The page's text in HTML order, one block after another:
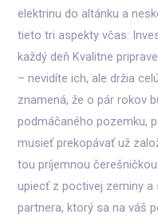
elektrinu do altánku a
tieto tri aspekty včas:
každý deň Kvalitne
– nevidíte ich, ale držia
znamená, že o pár rokov
podmáčaného pozemku,
musieť prekopávať už
tou príjemnou
upiecť z poctivej zeminy a
partnera, ktorý sa na váš